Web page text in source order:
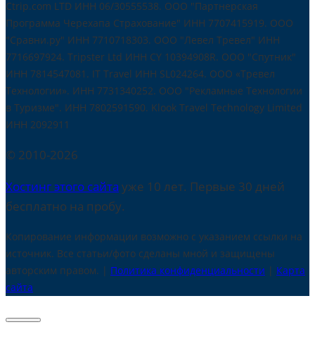
Ctrip.com LTD ИНН 06/30555538. ООО "Партнерская
Программа Черехапа Страхование" ИНН 7707415919. OOO
"Сравни.ру" ИНН 7710718303. ООО "Левел Тревел" ИНН
7716697924. Tripster Ltd ИНН CY 10394908R. ООО "Спутник"
ИНН 7814547081. IT Travel ИНН SL024264. ООО «Тревел
Технологии». ИНН 7731340252. ООО "Рекламные Технологии
в Туризме". ИНН 7802591590. Klook Travel Technology Limited
ИНН 2092911
© 2010-2026
Хостинг этого сайта уже 10 лет. Первые 30 дней
бесплатно на пробу.
Копирование информации возможно с указанием ссылки на
источник. Все статьи/фото сделаны мной и защищены
авторским правом. | Политика конфиденциальности | Карта
сайта